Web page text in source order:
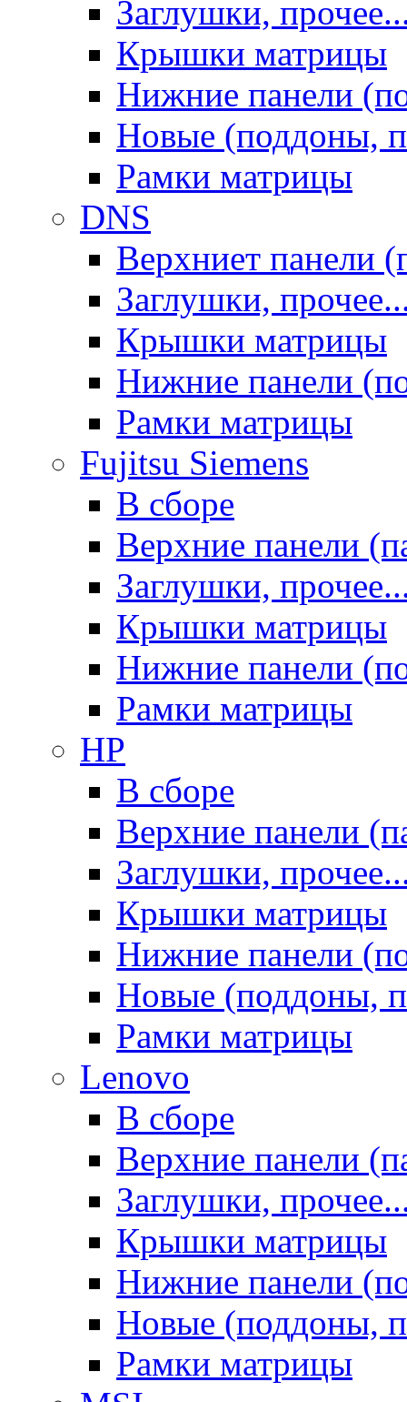
Заглушки,
Крышки матрицы
Нижние панели
Новые (поддоны,
Рамки матрицы
DNS
Верхниет панели
Заглушки,
Крышки матрицы
Нижние панели
Рамки матрицы
Fujitsu Siemens
В сборе
Верхние панели
Заглушки,
Крышки матрицы
Нижние панели
Рамки матрицы
HP
В сборе
Верхние панели
Заглушки,
Крышки матрицы
Нижние панели
Новые (поддоны,
Рамки матрицы
Lenovo
В сборе
Верхние панели
Заглушки,
Крышки матрицы
Нижние панели
Новые (поддоны,
Рамки матрицы